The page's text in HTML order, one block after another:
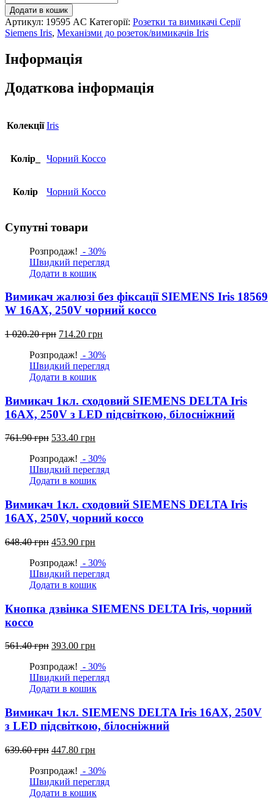
комп'ютерна
SIEMENS
DELTA
Iris
RJ45
5e,
коссо
кількість
Додати в кошик
Артикул: 19595 AC Категорії: Розетки та вимикачі Серії
Siemens Iris, Механізми до розеток/вимикачів Iris
Інформація
Додаткова інформація
Колекції Iris
Колір_ Чорний Коссо
Колір Чорний Коссо
Супутні товари
Розпродаж! - 30%
Швидкий перегляд
Додати в кошик
Вимикач жалюзі без фіксації SIEMENS Iris 18569
W 16АХ, 250V чорний коссо
1 020.20грн Оригінальна
1
020.20
грн.
714.20 грн
714.20
грн.
Розпродаж! - 30%
Швидкий перегляд
Додати в кошик
Вимикач 1кл. сходовий SIEMENS DELTA Iris
16АХ, 250V з LED підсвіткою, білосніжний
761.90грн Оригінальна
761.90
грн.
533.40 грн
533.40
грн.
Розпродаж! - 30%
Швидкий перегляд
Додати в кошик
Вимикач 1кл. сходовий SIEMENS DELTA Iris
16АХ, 250V, чорний коссо
648.40грн Оригінальна
648.40
грн.
453.90 грн
453.90
грн.
Розпродаж! - 30%
Швидкий перегляд
Додати в кошик
Кнопка дзвінка SIEMENS DELTA Iris, чорний
коссо
561.40грн Оригінальна
561.40
грн.
393.00 грн
393.00
грн.
Розпродаж! - 30%
Швидкий перегляд
Додати в кошик
Вимикач 1кл. SIEMENS DELTA Iris 16АХ, 250V
з LED підсвіткою, білосніжний
639.60грн Оригінальна
639.60
грн.
447.80 грн
447.80
грн.
Розпродаж! - 30%
Швидкий перегляд
Додати в кошик